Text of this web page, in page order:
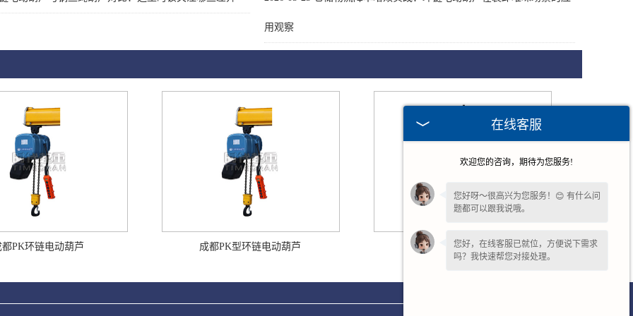
用观察
都PK环链电动葫芦 成都PK型环链电动葫芦 成都小环链电动葫芦
在线客服
欢迎您的咨询，期待为您服务!
您好呀～很高兴为您服务！😊 有什么问
题都可以跟我说哦。
您好，在线客服已就位，方便说下需求
吗？我快速帮您对接处理。